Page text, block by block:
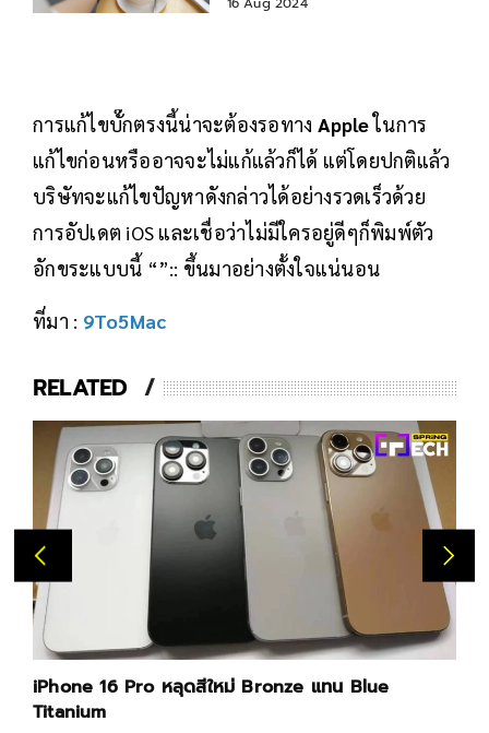
การแก้ไขบั๊กตรงนี้น่าจะต้องรอทาง Appleในการ
แก้ไขก่อนหรืออาจจะไม่แก้แล้วก็ได้ แต่โดยปกติแล้ว
บริษัทจะแก้ไขปัญหาดังกล่าวได้อย่างรวดเร็วด้วย
การอัปเดต iOS และเชื่อว่าไม่มีใครอยู่ดีๆก็พิมพ์ตัว
อักขระแบบนี้ “”:: ขึ้นมาอย่างตั้งใจแน่นอน
ที่มา : 9To5Mac
RELATED
iPhone 16 Pro หลุดสีใหม่ Bronze แทน Blue
Titanium